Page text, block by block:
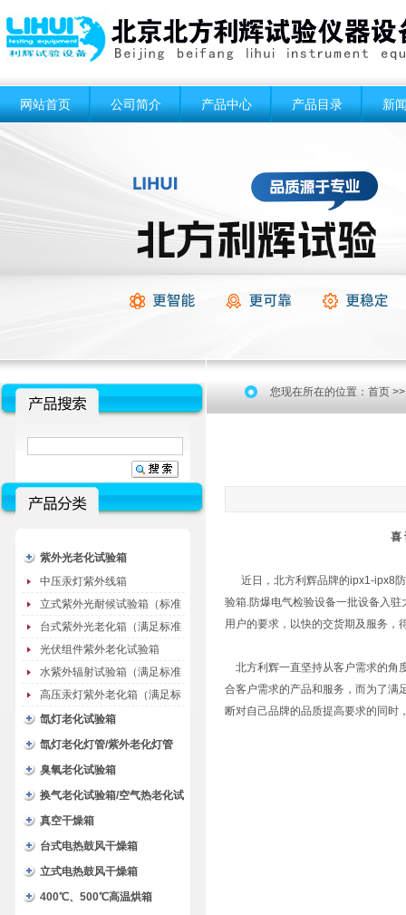
网站首页 公司简介 产品中心 产品目录 新
紫外光老化试验箱
中压汞灯紫外线箱
立式紫外光耐候试验箱（标准
型）
台式紫外光老化箱（满足标准
GB/T16776）
光伏组件紫外老化试验箱
水紫外辐射试验箱（满足标准
JC485-1992）
高压汞灯紫外老化箱（满足标
准GB/T16777）
氙灯老化试验箱
氙灯老化灯管/紫外老化灯管
（耗材）
臭氧老化试验箱
换气老化试验箱/空气热老化试
验箱
真空干燥箱
台式电热鼓风干燥箱
立式电热鼓风干燥箱
400℃、500℃高温烘箱
您现在所在的位置： 首页
喜
近日，北方利辉品牌的ipx1-ipx8防
验箱.防爆电气检验设备一批设备入
用户的要求，以快的交货期及服务，
北方利辉一直坚持从客户需求的角
合客户需求的产品和服务，而为了满
断对自己品牌的品质提高要求的同时